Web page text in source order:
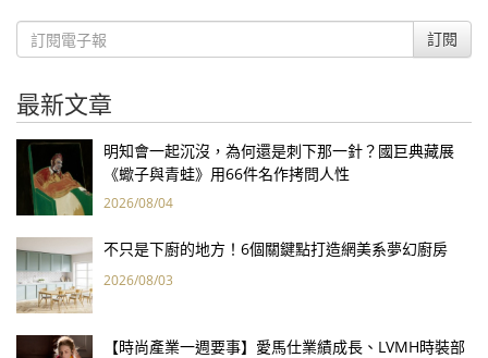
訂閱
最新文章
明知會一起沉沒，為何還是刺下那一針？國巨典藏展
《蠍子與青蛙》用66件名作拷問人性
2026/08/04
不只是下廚的地方！6個關鍵點打造網美系夢幻廚房
2026/08/03
【時尚產業一週要事】愛馬仕業績成長、LVMH時裝部